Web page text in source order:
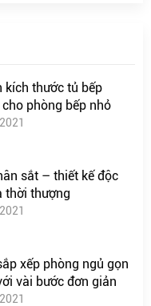
kích thước tủ bếp
phòng bếp nhỏ
sắt – thiết kế độc
thời thượng
xếp phòng ngủ gọn
vài bước đơn giản